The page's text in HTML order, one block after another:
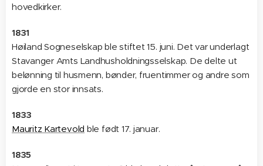
hovedkirker.
1831
Høiland Sogneselskap ble stiftet 15. juni. Det var underlagt
Stavanger Amts Landhusholdningsselskap. De delte ut
belønning til husmenn, bønder, fruentimmer og andre som
gjorde en stor innsats.
1833
Mauritz Kartevold ble født 17. januar.
1835